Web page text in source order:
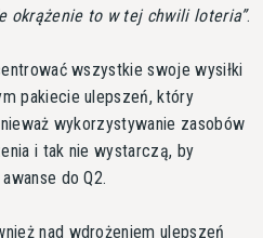
okrążenie to w tej chwili loteria .
wszystkie swoje wysiłki
pakiecie ulepszeń, który
wykorzystywanie zasobów
i tak nie wystarczą, by
do Q2.
nad wdrożeniem ulepszeń